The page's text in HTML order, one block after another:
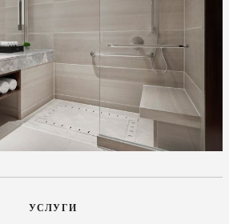
УСЛУГИ